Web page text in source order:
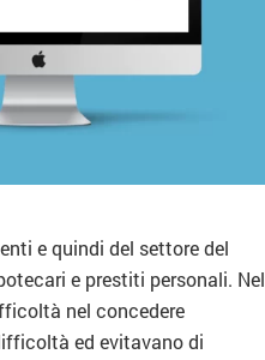
e quindi del settore del
e prestiti personali. Nel
nel concedere
ed evitavano di